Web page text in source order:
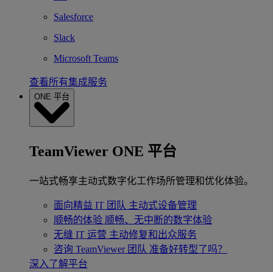
Salesforce
Slack
Microsoft Teams
查看所有集成服务
ONE 平台
TeamViewer ONE 平台
一站式畅享主动式数字化工作场所管理和优化体验。
面向精益 IT 团队 主动式设备管理
顺畅的体验 顺畅、无中断的数字体验
无缝 IT 运营 主动修复和出众服务
咨询 TeamViewer 团队 准备好转型了吗？
深入了解平台